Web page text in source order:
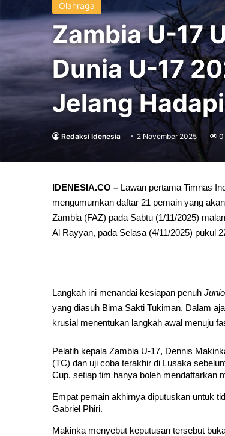
Olahraga
Zambia U-17
Dunia U-17
Jelang
Redaksi Idenesia 2 November 2025 0
IDENESIA.CO – Lawan pertama Timnas
mengumumkan daftar 21 pemain yang
Zambia (FAZ) pada Sabtu (1/11/2025)
Al Rayyan, pada Selasa (4/11/2025) pukul
Langkah ini menandai kesiapan penuh
yang diasuh Bima Sakti Tukiman. Dalam
krusial menentukan langkah awal menuju
Pelatih kepala Zambia U-17, Dennis
(TC) dan uji coba terakhir di Lusaka
Cup, setiap tim hanya boleh mendaftarkan
Empat pemain akhirnya diputuskan untuk
Gabriel Phiri.
Makinka menyebut keputusan tersebut